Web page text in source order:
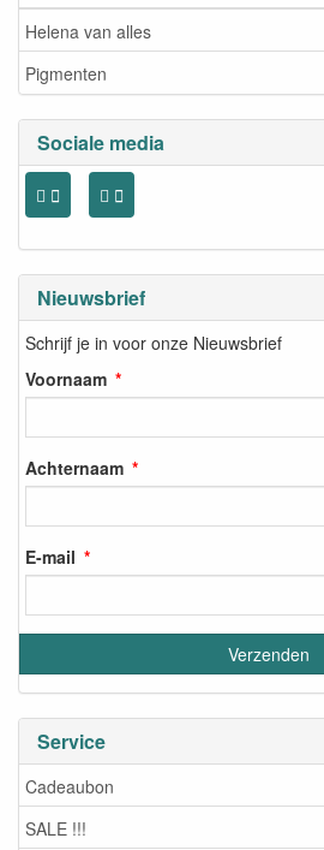
Helena van alles
Pigmenten
Sociale media
Nieuwsbrief
Schrijf je in voor onze Nieuwsbrief
Voornaam
Achternaam
E-mail
Service
Cadeaubon
SALE !!!